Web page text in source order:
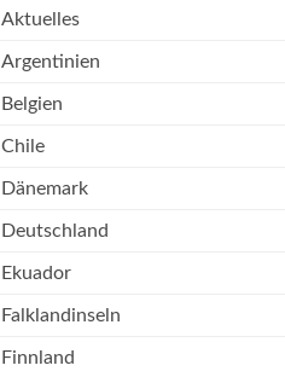
Aktuelles
Argentinien
Belgien
Chile
Dänemark
Deutschland
Ekuador
Falklandinseln
Finnland